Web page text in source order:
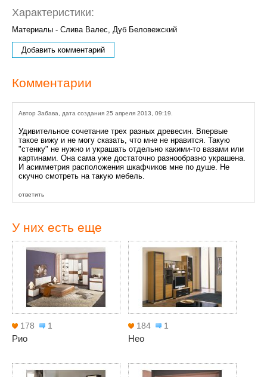
Характеристики:
Материалы - Слива Валес, Дуб Беловежский
Добавить комментарий
Комментарии
Автор Забава, дата создания 25 апреля 2013, 09:19.
Удивительное сочетание трех разных древесин. Впервые
такое вижу и не могу сказать, что мне не нравится. Такую
"стенку" не нужно и украшать отдельно какими-то вазами или
картинами. Она сама уже достаточно разнообразно украшена.
И асимметрия расположения шкафчиков мне по душе. Не
скучно смотреть на такую мебель.
ответить
У них есть еще
178 1
Рио
184 1
Нео